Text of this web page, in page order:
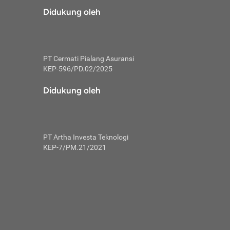
tidak
skor
Mulai
kembali ideal.
utang
Didukung oleh
PT Cermati Pialang Asuransi
KEP-596/PD.02/2025
Didukung oleh
PT Artha Investa Teknologi
KEP-7/PM.21/2021